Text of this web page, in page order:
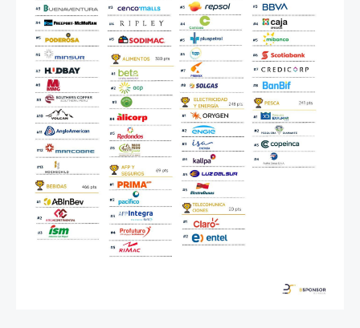
industria
que
más
impacto
social
positivo
genera
Perú